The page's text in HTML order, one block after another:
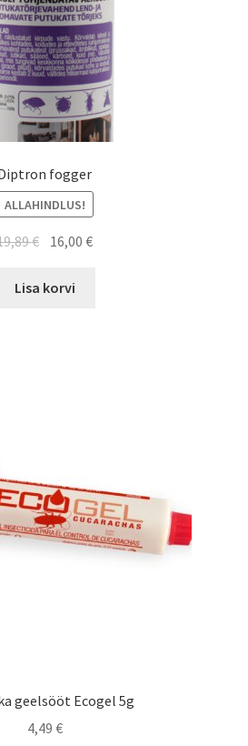
fogger
ALLAHINDLUS!
€ 16,00€
Lisa korvi
geelsööt Ecogel 5g
4,49 €